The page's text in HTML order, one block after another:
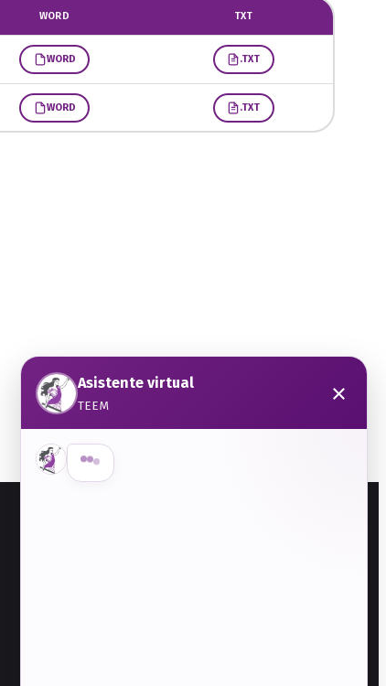
WORD TXT
WORD .TXT
WORD .TXT
Asistente virtual
TEEM ×